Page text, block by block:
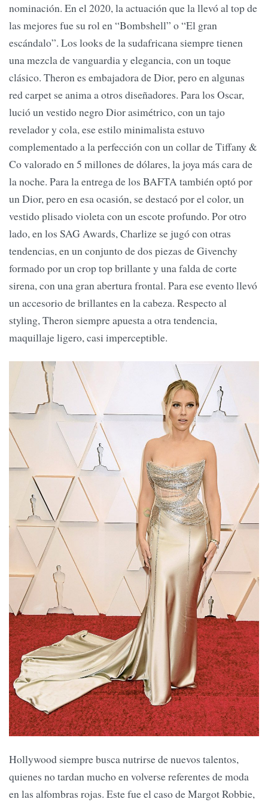
nominación. En el 2020, la actuación que la llevó al top de
las mejores fue su rol en “Bombshell” o “El gran
escándalo”. Los looks de la sudafricana siempre tienen
una mezcla de vanguardia y elegancia, con un toque
clásico. Theron es embajadora de Dior, pero en algunas
red carpet se anima a otros diseñadores. Para los Oscar,
lució un vestido negro Dior asimétrico, con un tajo
revelador y cola, ese estilo minimalista estuvo
complementado a la perfección con un collar de Tiffany &
Co valorado en 5 millones de dólares, la joya más cara de
la noche. Para la entrega de los BAFTA también optó por
un Dior, pero en esa ocasión, se destacó por el color, un
vestido plisado violeta con un escote profundo. Por otro
lado, en los SAG Awards, Charlize se jugó con otras
tendencias, en un conjunto de dos piezas de Givenchy
formado por un crop top brillante y una falda de corte
sirena, con una gran abertura frontal. Para ese evento llevó
un accesorio de brillantes en la cabeza. Respecto al
styling, Theron siempre apuesta a otra tendencia,
maquillaje ligero, casi imperceptible.
Hollywood siempre busca nutrirse de nuevos talentos,
quienes no tardan mucho en volverse referentes de moda
en las alfombras rojas. Este fue el caso de Margot Robbie,